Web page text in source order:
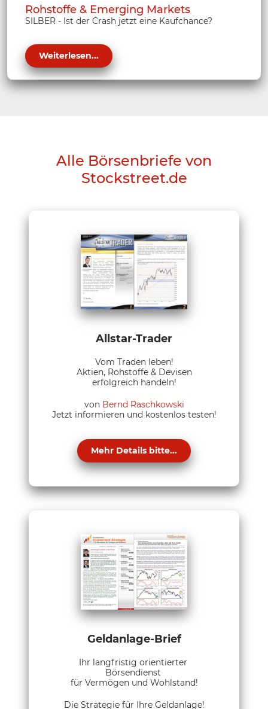
Rohstoffe & Emerging Markets
SILBER - Ist der Crash jetzt eine Kaufchance?
Weiterlesen...
Alle Börsenbriefe von
Stockstreet.de
Allstar-Trader
Vom Traden leben!
Aktien, Rohstoffe & Devisen
erfolgreich handeln!
von Bernd Raschkowski
Jetzt informieren und kostenlos testen!
Mehr Details bitte...
Geldanlage-Brief
Ihr langfristig orientierter
Börsendienst
für Vermögen und Wohlstand!
Die Strategie für Ihre Geldanlage!